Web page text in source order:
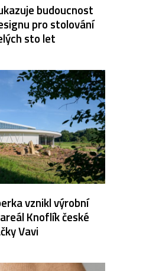
budoucnost
pro stolování
sto let
vznikl výrobní
Knoflík české
Vavi